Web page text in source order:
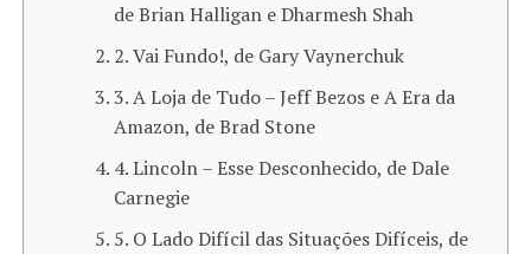
de Brian Halligan e Dharmesh Shah
2. Vai Fundo!, de Gary Vaynerchuk
3. A Loja de Tudo – Jeff Bezos e A Era da
Amazon, de Brad Stone
4. Lincoln – Esse Desconhecido, de Dale
Carnegie
5. O Lado Difícil das Situações Difíceis, de